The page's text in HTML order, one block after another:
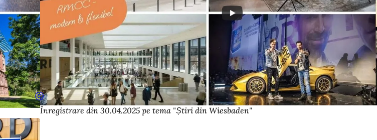
Înregistrare din 30.04.2025 pe tema "Știri din Wiesbaden"